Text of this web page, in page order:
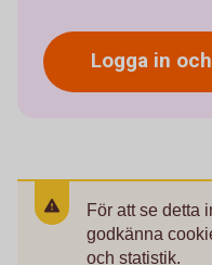
Logga in
För att se detta
godkänna
och statistik.